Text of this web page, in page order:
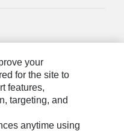
your
for the site to
features,
targeting, and
anytime using